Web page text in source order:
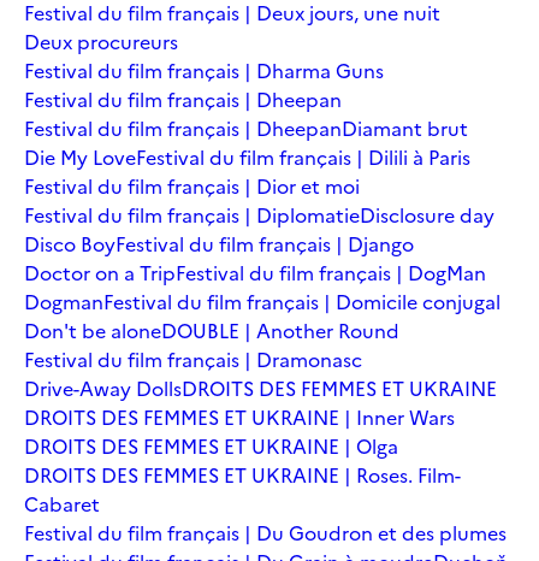
Festival du film français | Deux jours, une nuit
Deux procureurs
Festival du film français | Dharma Guns
Festival du film français | Dheepan
Festival du film français | DheepanDiamant brut
Die My LoveFestival du film français | Dilili à Paris
Festival du film français | Dior et moi
Festival du film français | DiplomatieDisclosure day
Disco BoyFestival du film français | Django
Doctor on a TripFestival du film français | DogMan
DogmanFestival du film français | Domicile conjugal
Don't be aloneDOUBLE | Another Round
Festival du film français | Dramonasc
Drive-Away DollsDROITS DES FEMMES ET UKRAINE
DROITS DES FEMMES ET UKRAINE | Inner Wars
DROITS DES FEMMES ET UKRAINE | Olga
DROITS DES FEMMES ET UKRAINE | Roses. Film-
Cabaret
Festival du film français | Du Goudron et des plumes